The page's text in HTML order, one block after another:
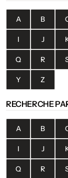
A B
I J
Q R
Y Z
RECHERCHE
A B
I J
Q R